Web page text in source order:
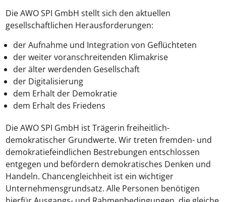
Die AWO SPI GmbH stellt sich den aktuellen
gesellschaftlichen Herausforderungen:
der Aufnahme und Integration von Geflüchteten
der weiter voranschreitenden Klimakrise
der älter werdenden Gesellschaft
der Digitalisierung
dem Erhalt der Demokratie
dem Erhalt des Friedens
Die AWO SPI GmbH ist Trägerin freiheitlich-
demokratischer Grundwerte. Wir treten fremden- und
demokratiefeindlichen Bestrebungen entschlossen
entgegen und befördern demokratisches Denken und
Handeln. Chancengleichheit ist ein wichtiger
Unternehmensgrundsatz. Alle Personen benötigen